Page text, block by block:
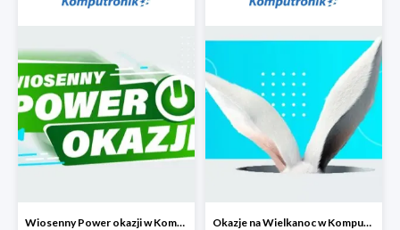
Wiosenny Power okazji w Komputronik - laptopy do 1300 zł Okazje na Wielkanoc w Komputronik do -500 zł